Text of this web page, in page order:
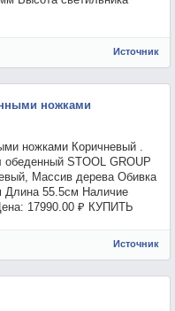
Источник
ножками
ножками Коричневый .
STOOL GROUP
Массив дерева Обивка
Длина 55.5см Наличие
17990.00 ₽ КУПИТЬ
Источник